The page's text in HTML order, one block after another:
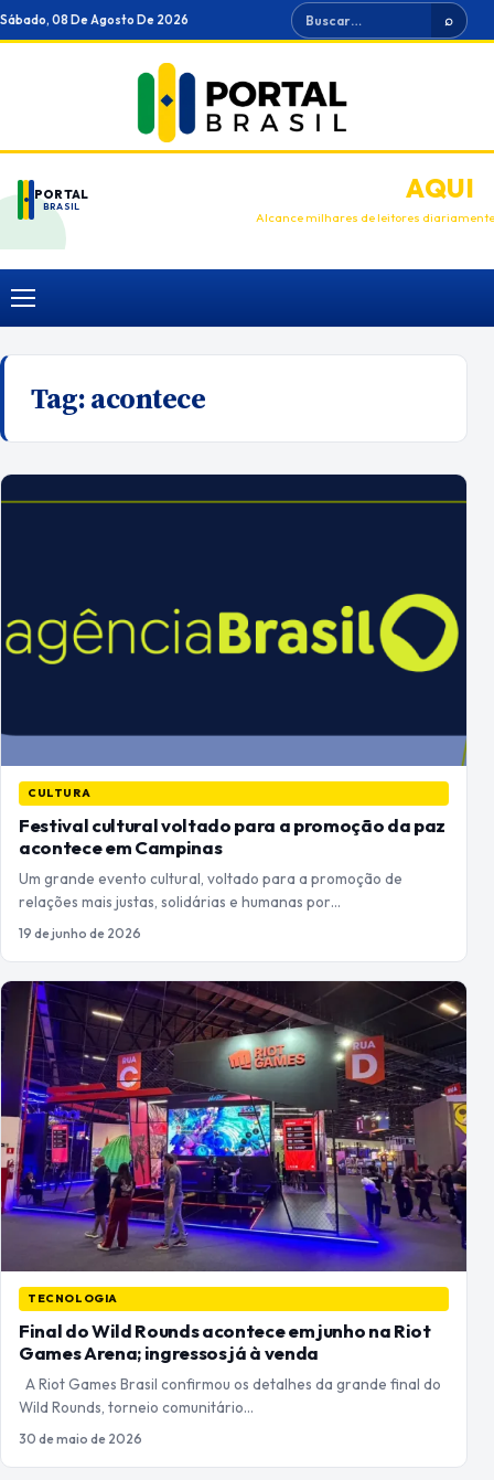
Ir
para
Sábado, 08 De Agosto De 2026 Buscar ⌕
PORTAL
BRASIL
ANUNCIEAQUI
Alcance milhares de leitores diariamente
Menu
Tag:acontece
CULTURA
Festival cultural voltado para a promoção da paz
acontece em Campinas
Um grande evento cultural, voltado para a promoção de
relações mais justas, solidárias e humanas por…
19 de junho de 2026
TECNOLOGIA
Final do Wild Rounds acontece em junho na Riot
Games Arena; ingressos já à venda
A Riot Games Brasil confirmou os detalhes da grande final do
Wild Rounds, torneio comunitário…
30 de maio de 2026